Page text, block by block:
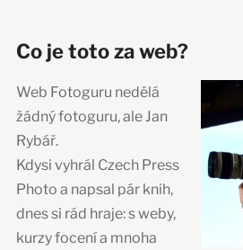
Co je toto za web?
Web Fotoguru nedělá
žádný fotoguru, ale Jan
Rybář.
Kdysi vyhrál Czech Press
Photo a napsal pár knih,
dnes si rád hraje: s weby,
kurzy focení a mnoha